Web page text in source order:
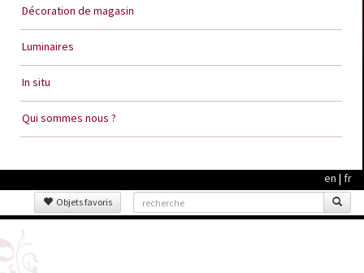
Décoration de magasin
Luminaires
In situ
Qui sommes nous ?
en | fr
Objets favoris